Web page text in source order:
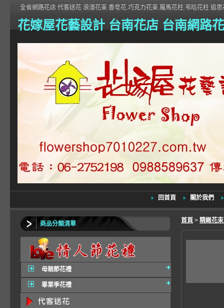
花嫁屋花藝設計 台南花店 台南網路
全省網路花店 代客送花 浪漫花束.香皂花.巧克力花束.羅馬花柱.弔唁花柱 追
回首頁 關於我們
商品分類清單
母親節花禮
畢業季花禮
首頁 > 精緻花